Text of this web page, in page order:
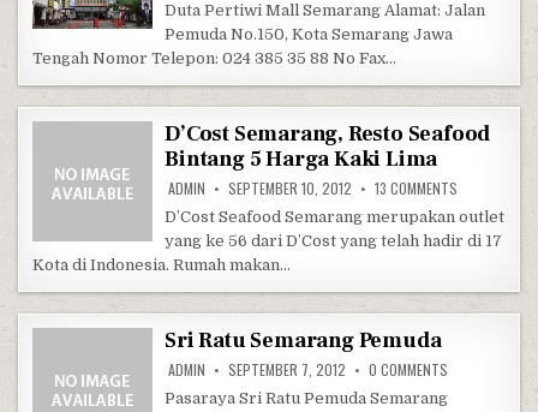
Duta Pertiwi Mall Semarang Alamat: Jalan
Pemuda No.150, Kota Semarang Jawa
Tengah Nomor Telepon: 024 385 35 88 No Fax…
D’Cost Semarang, Resto Seafood
Bintang 5 Harga Kaki Lima
ADMIN SEPTEMBER 10, 2012 13 COMMENTS
D’Cost Seafood Semarang merupakan outlet
yang ke 56 dari D’Cost yang telah hadir di 17
Kota di Indonesia. Rumah makan…
Sri Ratu Semarang Pemuda
ADMIN SEPTEMBER 7, 2012 0 COMMENTS
Pasaraya Sri Ratu Pemuda Semarang